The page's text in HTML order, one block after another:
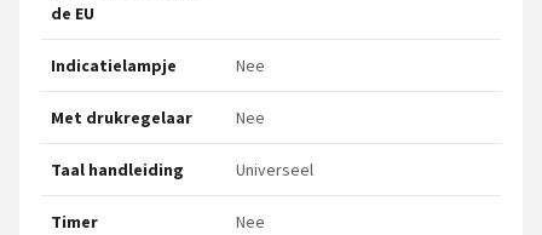
de EU
Indicatielampje Nee
Met drukregelaar Nee
Taal handleiding Universeel
Timer Nee